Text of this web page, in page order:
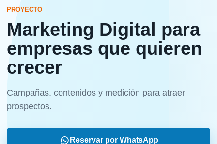
PROYECTO
Marketing Digital para
empresas que quieren
crecer
Campañas, contenidos y medición para atraer
prospectos.
Reservar por WhatsApp